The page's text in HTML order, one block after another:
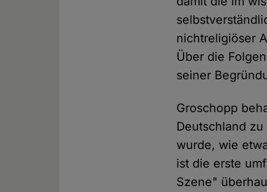
nichtreligiöser
Über die
seiner
Groschopp
Deutschland
wurde, wie
ist die erste
Szene"